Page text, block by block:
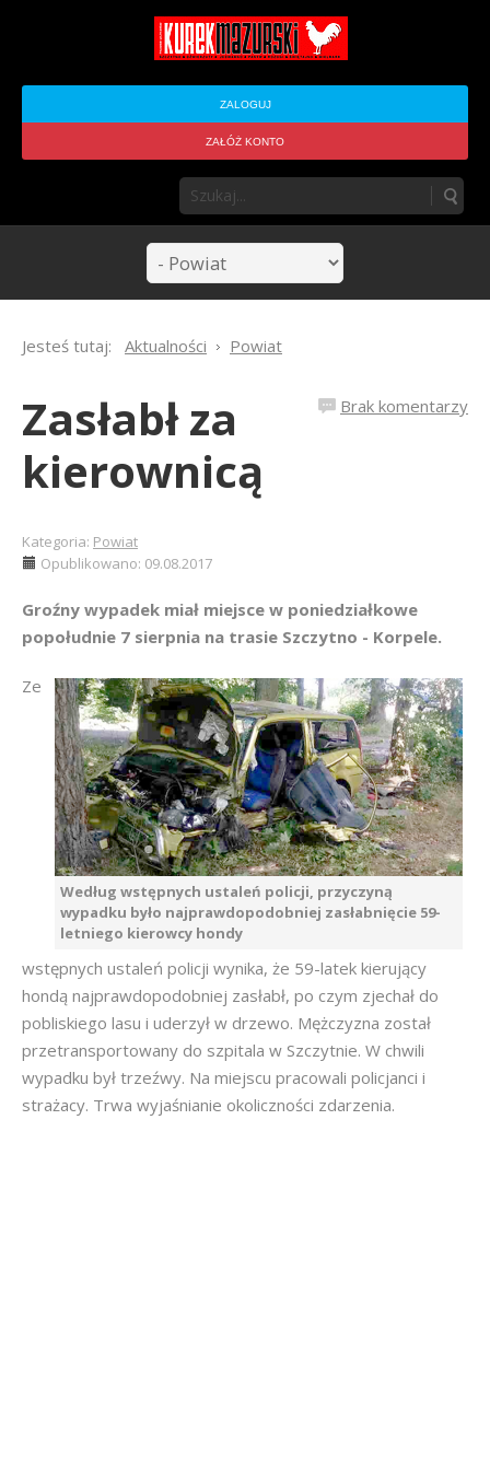
ZALOGUJ
ZAŁÓŻ KONTO
Jesteś tutaj: Aktualności Powiat
Brak komentarzy
Zasłabł za
kierownicą
Kategoria: Powiat
Opublikowano: 09.08.2017
Groźny wypadek miał miejsce w poniedziałkowe
popołudnie 7 sierpnia na trasie Szczytno - Korpele.
Według wstępnych ustaleń policji, przyczyną
wypadku było najprawdopodobniej zasłabnięcie 59-
letniego kierowcy hondy
Ze
wstępnych ustaleń policji wynika, że 59-latek kierujący
hondą najprawdopodobniej zasłabł, po czym zjechał do
pobliskiego lasu i uderzył w drzewo. Mężczyzna został
przetransportowany do szpitala w Szczytnie. W chwili
wypadku był trzeźwy. Na miejscu pracowali policjanci i
strażacy. Trwa wyjaśnianie okoliczności zdarzenia.